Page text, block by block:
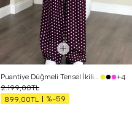
Puantiye Düğmeli Tensel İkili Takım Bordo
+4
2.199,00TL
899,00TL
%-59